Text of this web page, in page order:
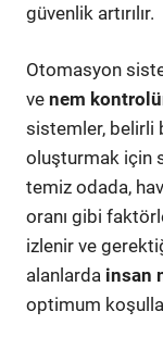
güvenlik artırılır.
Otomasyon
ve nem
sistemler, belirli
oluşturmak için
temiz odada,
oranı gibi
izlenir ve
alanlarda insan
optimum